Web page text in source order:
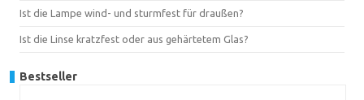
Ist die Lampe wind- und sturmfest für draußen?
Ist die Linse kratzfest oder aus gehärtetem Glas?
Bestseller